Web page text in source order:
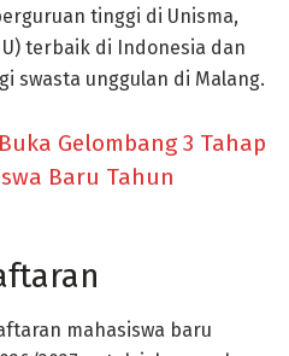
tinggi di Unisma,
terbaik di Indonesia dan
swasta unggulan di Malang.
Gelombang 3 Tahap
Baru Tahun
mahasiswa baru